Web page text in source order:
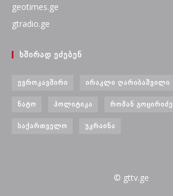
geotimes.ge
gtradio.ge
ᲮᲨᲘᲠᲐᲓ ᲔᲫᲔᲑᲔᲜ
ᲔᲕᲠᲝᲙᲐᲕᲨᲘᲠᲘ ᲘᲠᲐᲙᲚᲘ ᲦᲐᲠᲘᲑᲐᲨᲕᲘᲚᲘ
ᲜᲐᲢᲝ ᲞᲝᲚᲘᲢᲘᲙᲐ ᲠᲝᲛᲐᲜ ᲒᲝᲪᲘᲠᲘᲫᲔ
ᲡᲐᲥᲐᲠᲗᲕᲔᲚᲝ ᲣᲙᲠᲐᲘᲜᲐ
© gttv.ge